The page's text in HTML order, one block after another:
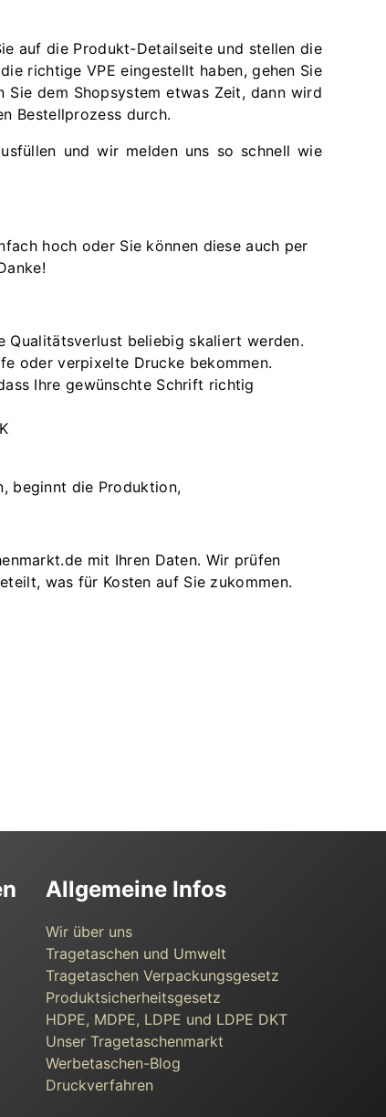
auf die Produkt-Detailseite und stellen die
richtige VPE eingestellt haben, gehen Sie
dem Shopsystem etwas Zeit, dann wird
Bestellprozess durch.
und wir melden uns so schnell wie
hoch oder Sie können diese auch per
Qualitätsverlust beliebig skaliert werden.
oder verpixelte Drucke bekommen.
Ihre gewünschte Schrift richtig
beginnt die Produktion,
mit Ihren Daten. Wir prüfen
was für Kosten auf Sie zukommen.
Allgemeine Infos
Wir über uns
Tragetaschen und Umwelt
Tragetaschen Verpackungsgesetz
Produktsicherheitsgesetz
HDPE, MDPE, LDPE und LDPE DKT
Unser Tragetaschenmarkt
Werbetaschen-Blog
Druckverfahren